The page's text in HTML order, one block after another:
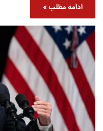
ادامه مطلب »